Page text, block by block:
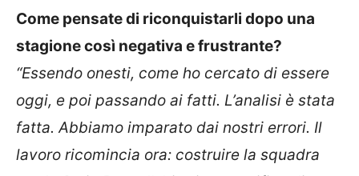
Come pensate di riconquistarli dopo una
stagione così negativa e frustrante?
“Essendo onesti, come ho cercato di essere
oggi, e poi passando ai fatti. L’analisi è stata
fatta. Abbiamo imparato dai nostri errori. Il
lavoro ricomincia ora: costruire la squadra